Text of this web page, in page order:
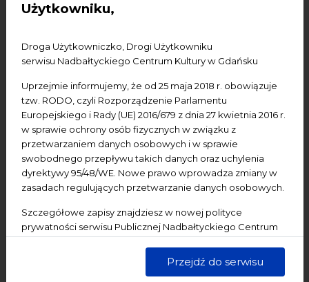
Użytkowniku,
Droga Użytkowniczko, Drogi Użytkowniku
serwisu Nadbałtyckiego Centrum Kultury w Gdańsku
Uprzejmie informujemy, że od 25 maja 2018 r. obowiązuje
tzw. RODO, czyli Rozporządzenie Parlamentu
Europejskiego i Rady (UE) 2016/679 z dnia 27 kwietnia 2016 r.
w sprawie ochrony osób fizycznych w związku z
przetwarzaniem danych osobowych i w sprawie
swobodnego przepływu takich danych oraz uchylenia
dyrektywy 95/48/WE. Nowe prawo wprowadza zmiany w
zasadach regulujących przetwarzanie danych osobowych.
Szczegółowe zapisy znajdziesz w nowej polityce
prywatności serwisu Publicznej Nadbałtyckiego Centrum
dane są przetwarzane w sposób bezpieczny, z należytą
starannością i zgodnie z obowiązującymi przepisami.
Przejdź do serwisu
• Termin: 27.07-30.09.2024. g-odz. 10.00-18.00
50, Gdańsk
• Udogodnienia: pętla indukcyjna, materiały w języku
angielskim oraz PJM,
• Osoby artystyczne: Paweł Biełajczuk & Ilya Sadowskiy,
Marcin Dymiter, Zuza Golińska, Karolina Hałatek, Daniel
Kotowski, Anna Królikiewicz
• Osoby kuratorskie: Natalia Szulga, Anna Walter, Anna
Zalewska-Andruszkiewicz
opisy prac, tekst kuratorski), teksty ETR (opisy prac, tekst
kuratorski)